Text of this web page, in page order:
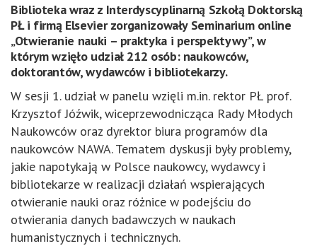
Biblioteka wraz z Interdyscyplinarną Szkołą Doktorską
PŁ i firmą Elsevier zorganizowały Seminarium online
„Otwieranie nauki – praktyka i perspektywy”, w
którym wzięło udział 212 osób: naukowców,
doktorantów, wydawców i bibliotekarzy.
W sesji 1. udział w panelu wzięli m.in. rektor PŁ prof.
Krzysztof Jóźwik, wiceprzewodnicząca Rady Młodych
Naukowców oraz dyrektor biura programów dla
naukowców NAWA. Tematem dyskusji były problemy,
jakie napotykają w Polsce naukowcy, wydawcy i
bibliotekarze w realizacji działań wspierających
otwieranie nauki oraz różnice w podejściu do
otwierania danych badawczych w naukach
humanistycznych i technicznych.